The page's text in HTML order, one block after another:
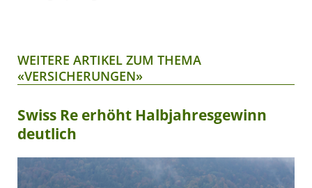
WEITERE ARTIKEL ZUM THEMA
«VERSICHERUNGEN»
Swiss Re erhöht Halbjahresgewinn
deutlich